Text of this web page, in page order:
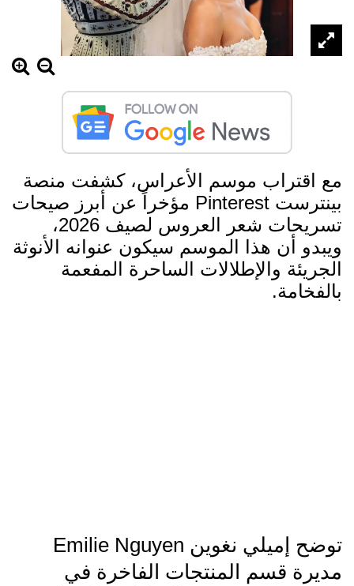
مع اقتراب موسم الأعراس، كشفت منصة
بينترست Pinterest مؤخراً عن أبرز صيحات
تسريحات شعر العروس لصيف 2026،
ويبدو أن هذا الموسم سيكون عنوانه الأنوثة
الجريئة والإطلالات الساحرة المفعمة
بالفخامة.
توضح إميلي نغوين Emilie Nguyen
مديرة قسم المنتجات الفاخرة في